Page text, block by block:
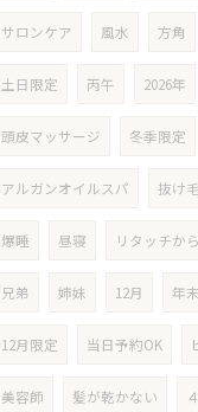
サロンケア 風水 方角
土日限定 丙午 2026年
頭皮マッサージ 冬季限定
アルガンオイルスパ 抜け毛
爆睡 昼寝 リタッチか
兄弟 姉妹 12月 年末
12月限定 当日予約OK
美容師 髪が乾かない